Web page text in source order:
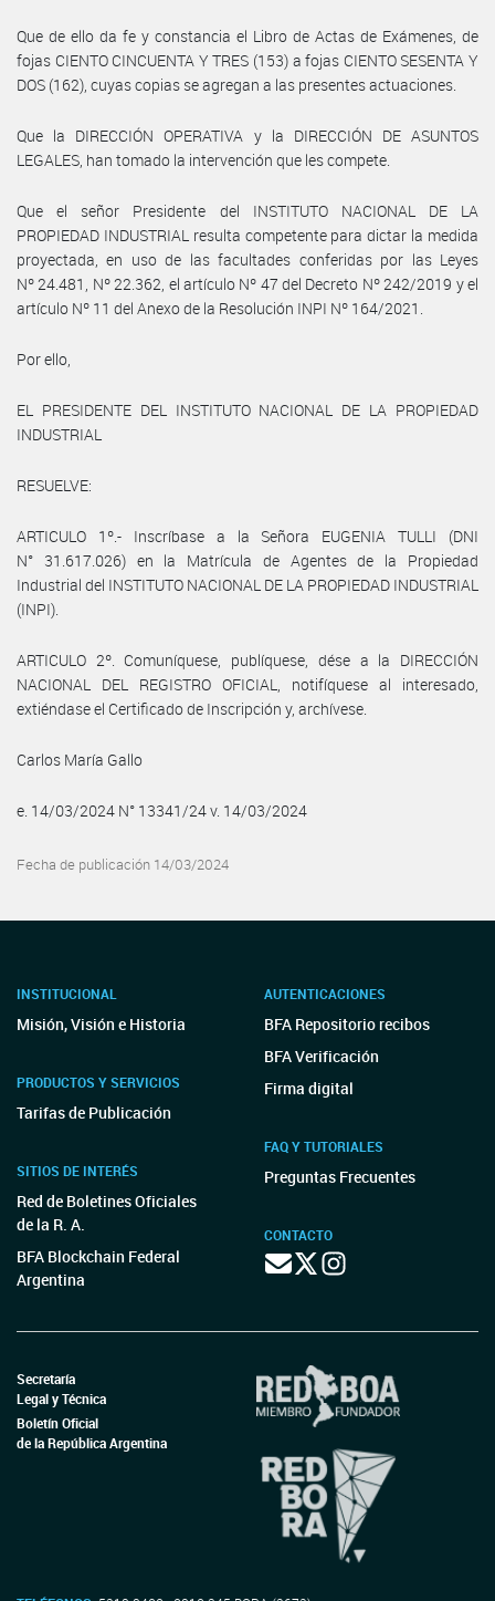
Que de ello da fe y constancia el Libro de Actas de Exámenes, de
fojas CIENTO CINCUENTA Y TRES (153) a fojas CIENTO SESENTA Y
DOS (162), cuyas copias se agregan a las presentes actuaciones.
Que la DIRECCIÓN OPERATIVA y la DIRECCIÓN DE ASUNTOS
LEGALES, han tomado la intervención que les compete.
Que el señor Presidente del INSTITUTO NACIONAL DE LA
PROPIEDAD INDUSTRIAL resulta competente para dictar la medida
proyectada, en uso de las facultades conferidas por las Leyes
Nº 24.481, Nº 22.362, el artículo Nº 47 del Decreto Nº 242/2019 y el
artículo Nº 11 del Anexo de la Resolución INPI Nº 164/2021.
Por ello,
EL PRESIDENTE DEL INSTITUTO NACIONAL DE LA PROPIEDAD
INDUSTRIAL
RESUELVE:
ARTICULO 1º.- Inscríbase a la Señora EUGENIA TULLI (DNI
N° 31.617.026) en la Matrícula de Agentes de la Propiedad
Industrial del INSTITUTO NACIONAL DE LA PROPIEDAD INDUSTRIAL
(INPI).
ARTICULO 2º. Comuníquese, publíquese, dése a la DIRECCIÓN
NACIONAL DEL REGISTRO OFICIAL, notifíquese al interesado,
extiéndase el Certificado de Inscripción y, archívese.
Carlos María Gallo
e. 14/03/2024 N° 13341/24 v. 14/03/2024
Fecha de publicación 14/03/2024
INSTITUCIONAL
Misión, Visión e Historia
PRODUCTOS Y SERVICIOS
Tarifas de Publicación
SITIOS DE INTERÉS
Red de Boletines Oficiales
de la R. A.
BFA Blockchain Federal
Argentina
AUTENTICACIONES
BFA Repositorio recibos
BFA Verificación
Firma digital
FAQ Y TUTORIALES
Preguntas Frecuentes
CONTACTO
Secretaría
Legal y Técnica
Boletín Oficial
de la República Argentina